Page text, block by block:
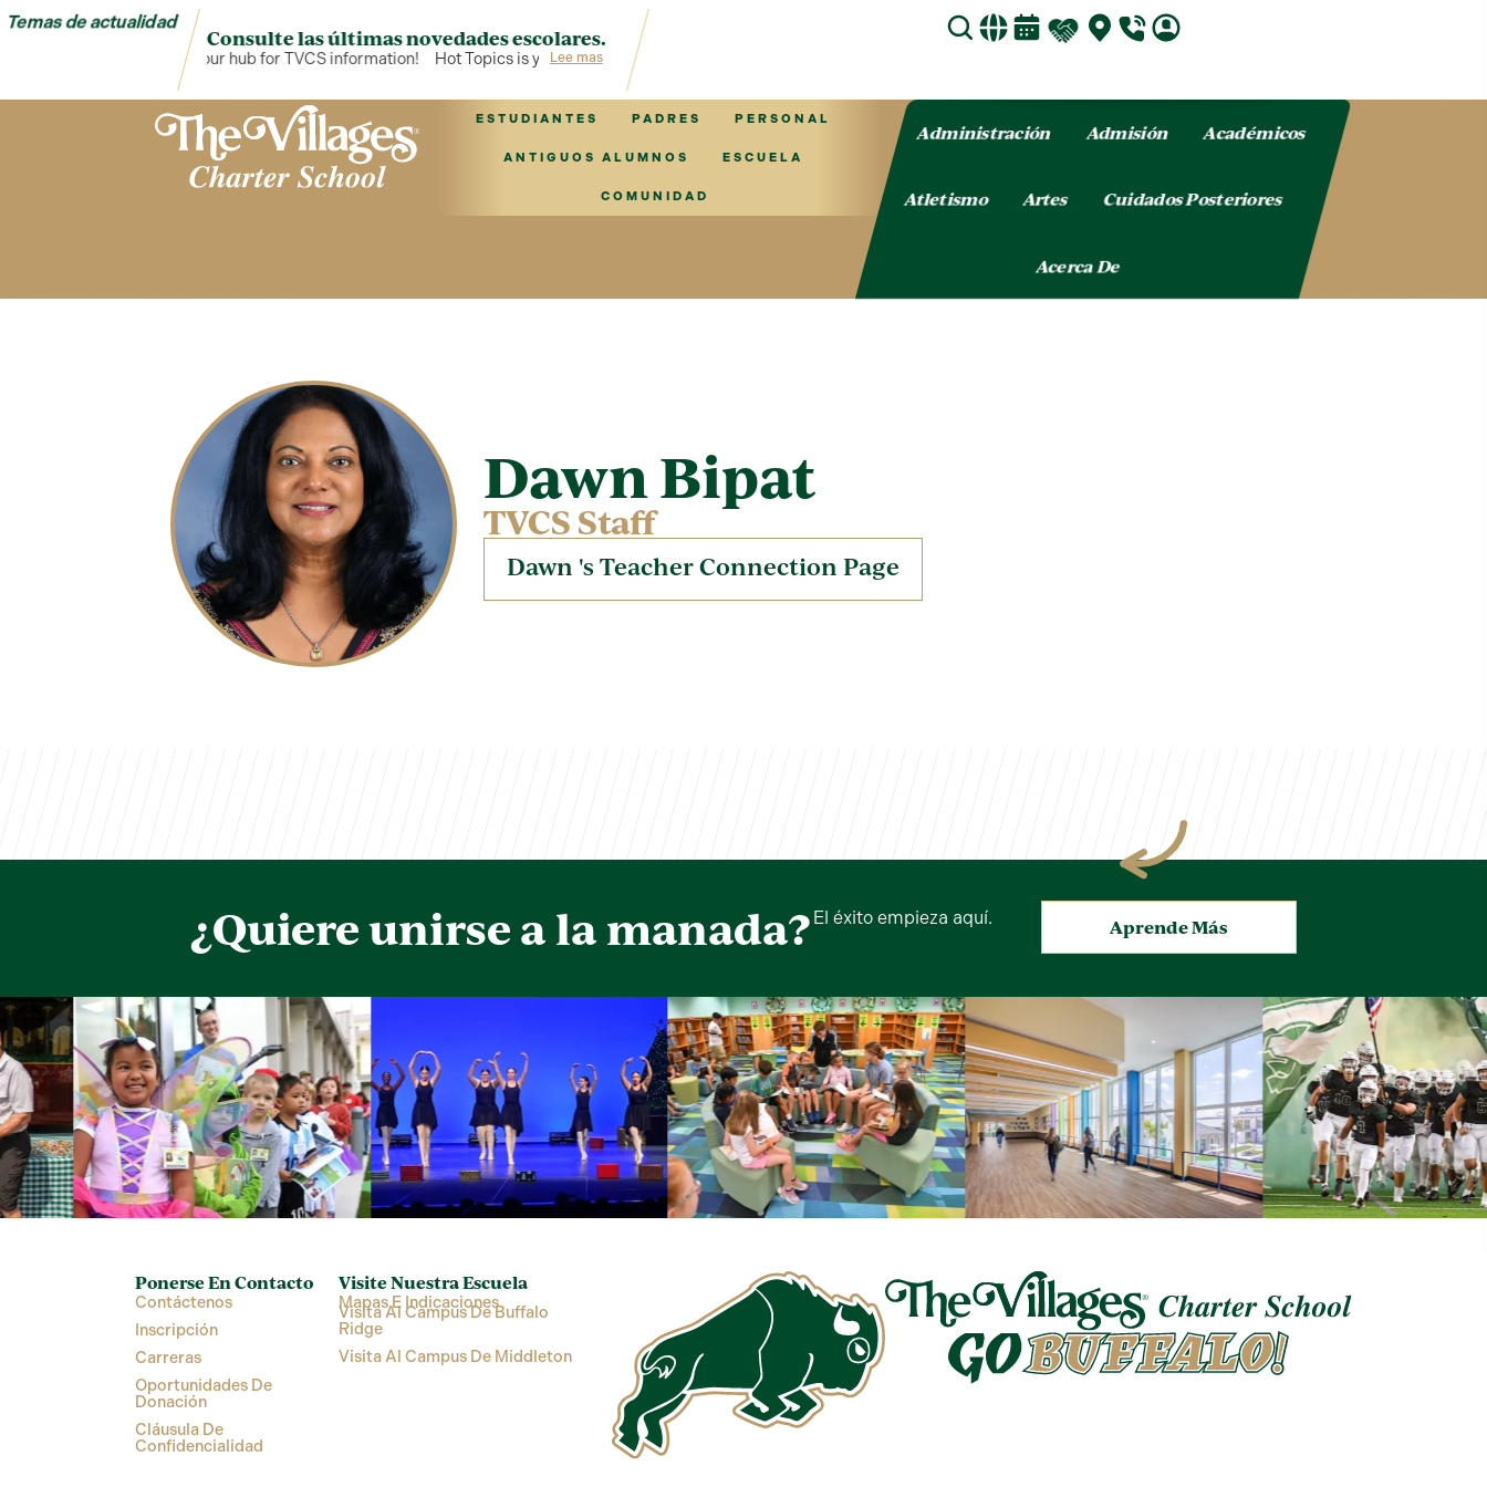
Temas de actualidad
Consulte las últimas novedades escolares.
Hot Topics is your hub for TVCS information! Hot Topics is your hub for TVCS information!
Lee mas
ESTUDIANTES PADRES PERSONAL
ANTIGUOS ALUMNOS ESCUELA
COMUNIDAD
Administración Admisión Académicos
Atletismo Artes Cuidados Posteriores
Acerca De
Dawn Bipat
TVCS Staff
Dawn 's Teacher Connection Page
¿Quiere unirse a la manada? El éxito empieza aquí. Aprende Más
Ponerse En Contacto
Contáctenos
Inscripción
Carreras
Oportunidades De
Donación
Cláusula De
Confidencialidad
Visite Nuestra Escuela
Mapas E Indicaciones
Visita Al Campus De Buffalo
Ridge
Visita Al Campus De Middleton